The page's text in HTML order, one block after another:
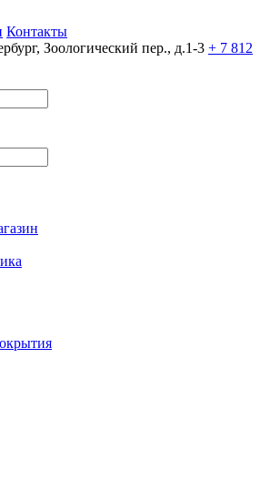
Контакты
Зоологический пер., д.1-3 + 7 812